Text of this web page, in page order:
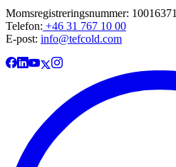
Momsregistreringsnummer: 10016371
Telefon: +46 31 767 10 00
E-post: info@tefcold.com